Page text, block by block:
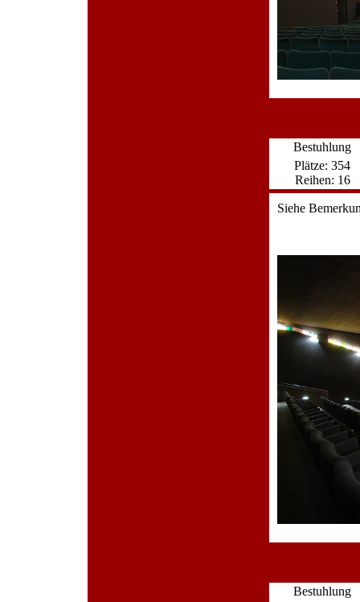
Bestuhlung
Plätze: 354
Reihen: 16
Siehe
Bestuhlung